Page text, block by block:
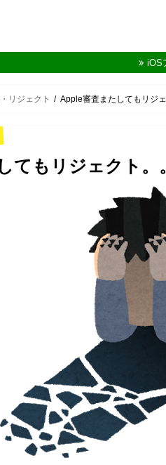
iOS
リジェクト Apple審査またしてもリジ
てもリジェクト。